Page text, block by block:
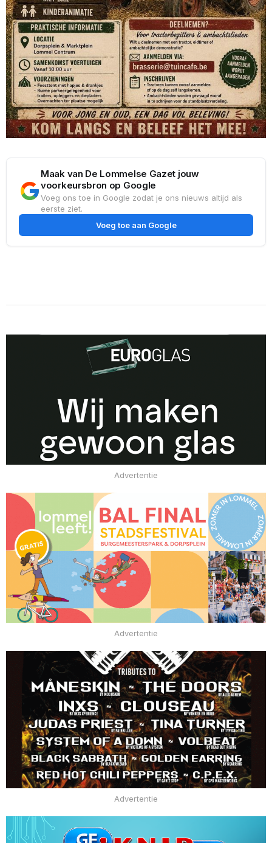
Maak van De Lommelse Gazet jouw
voorkeursbron op Google
Voeg ons toe in Google zodat je ons nieuws altijd als
eerste ziet.
Voeg toe aan Google
Advertentie
Advertentie
Advertentie